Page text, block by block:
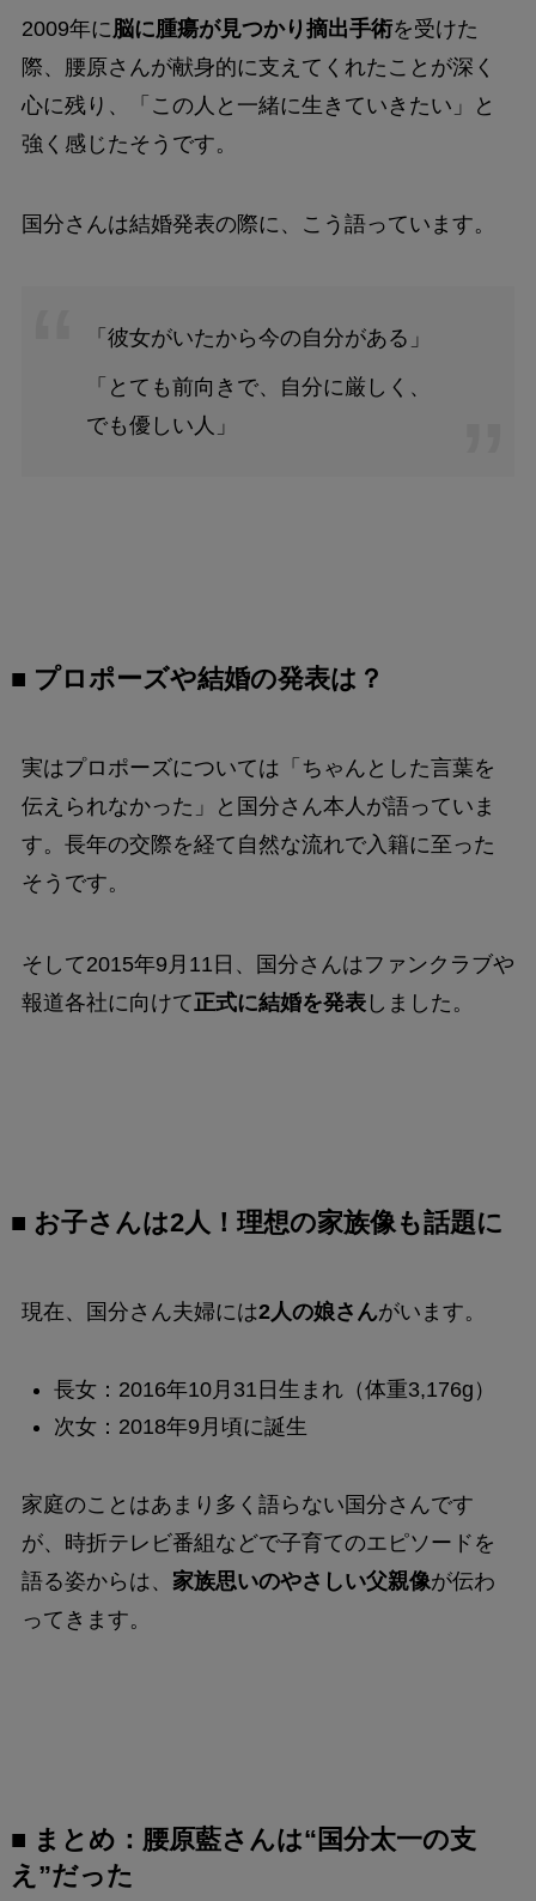
2009年に 脳に腫瘍が見つかり摘出手術を受けた
際、腰原さんが献身的に支えてくれたことが深く
心に残り、「この人と一緒に生きていきたい」と
強く感じたそうです。
国分さんは結婚発表の際に、こう語っています。
「彼女がいたから今の自分がある」
「とても前向きで、自分に厳しく、
でも優しい人」
■ プロポーズや結婚の発表は？
実はプロポーズについては「ちゃんとした言葉を
伝えられなかった」と国分さん本人が語っていま
す。長年の交際を経て自然な流れで入籍に至った
そうです。
そして2015年9月11日、国分さんはファンクラブや
報道各社に向けて正式に結婚を発表しました。
■ お子さんは2人！理想の家族像も話題に
現在、国分さん夫婦には2人の娘さんがいます。
長女：2016年10月31日生まれ（体重3,176g）
次女：2018年9月頃に誕生
家庭のことはあまり多く語らない国分さんです
が、時折テレビ番組などで子育てのエピソードを
語る姿からは、 家族思いのやさしい父親像が伝わ
ってきます。
■ まとめ：腰原藍さんは“国分太一の支
え”だった